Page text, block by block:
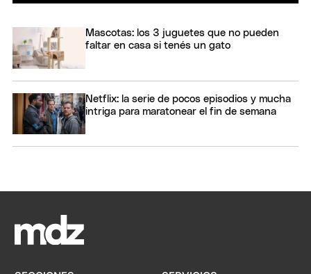
Mascotas: los 3 juguetes que no pueden
faltar en casa si tenés un gato
Netflix: la serie de pocos episodios y mucha
intriga para maratonear el fin de semana